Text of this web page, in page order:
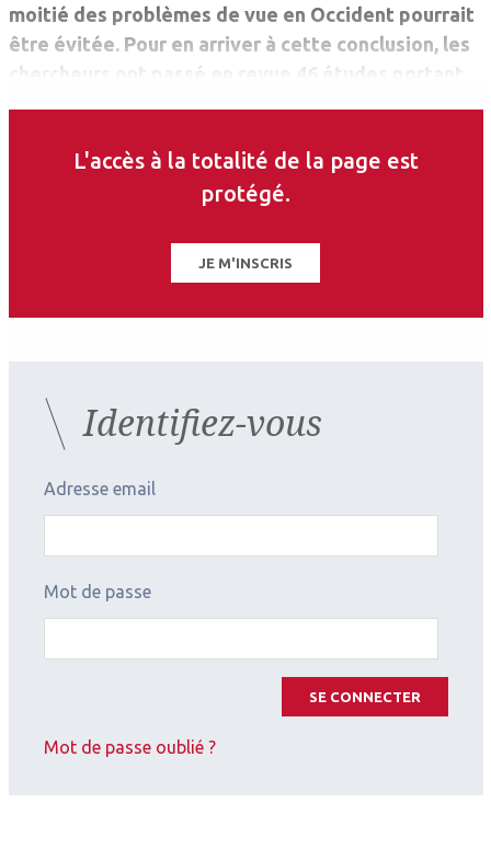
moitié des problèmes de vue en Occident pourrait
être évitée. Pour en arriver à cette conclusion, les
chercheurs ont passé en revue 46 études portant
L'accès à la totalité de la page est
protégé.
JE M'INSCRIS
Identifiez-vous
Adresse email
Mot de passe
SE CONNECTER
Mot de passe oublié ?